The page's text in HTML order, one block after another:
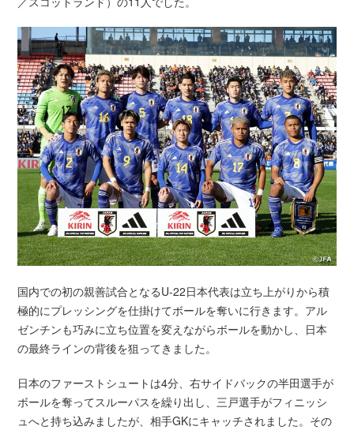
国内での初の親善試合となるU-22日本代表は立ち上がりから積
極的にプレッシングを仕掛けてボールを奪いに行きます。アル
ゼンチンも巧みに立ち位置を変えながらボールを動かし、日本
の最終ラインの背後を狙ってきました。
日本のファーストシュートは4分、右サイドバックの半田選手が
ボールを奪ってスルーパスを繰り出し、三戸選手がフィニッシ
ュへと持ち込みましたが、相手GKにキャッチされました。その